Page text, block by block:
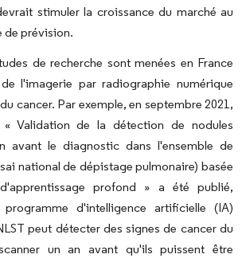
stimuler la croissance du marché au
de prévision.
de recherche sont menées en France
l'imagerie par radiographie numérique
cancer. Par exemple, en septembre 2021,
Validation de la détection de nodules
avant le diagnostic dans l'ensemble de
national de dépistage pulmonaire) basée
profond » a été publié,
d'intelligence artificielle (IA)
peut détecter des signes de cancer du
un an avant qu'ils puissent être